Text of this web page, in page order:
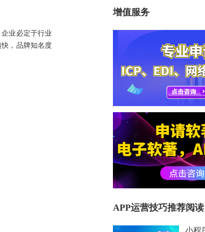
业必定于行业
，品牌知名度
增值服务
APP运营技巧推荐阅读